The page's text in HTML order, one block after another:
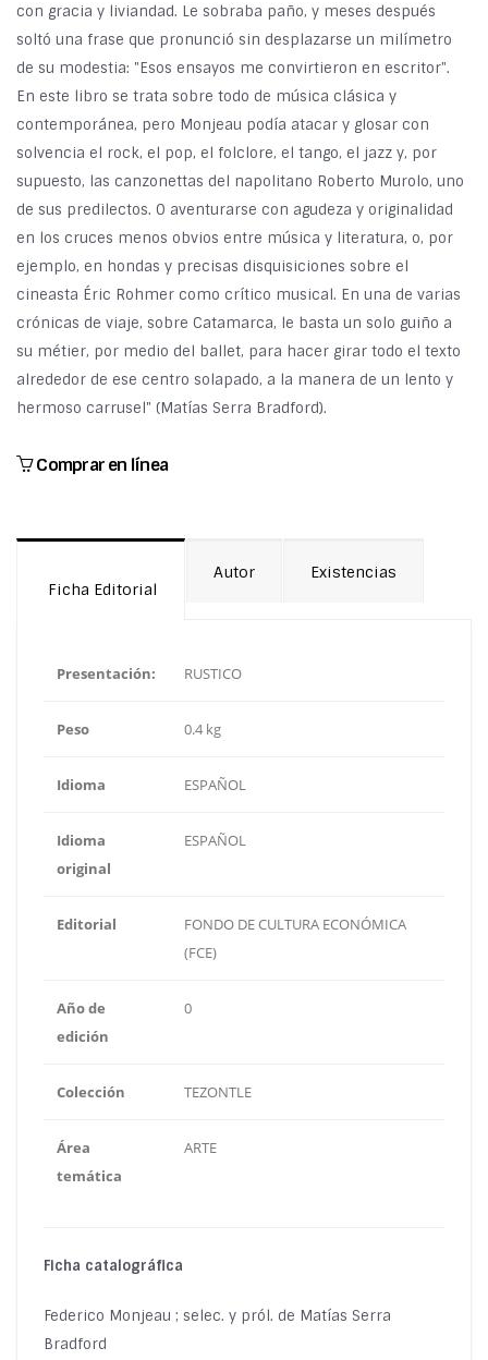
con gracia y liviandad. Le sobraba paño, y meses después
soltó una frase que pronunció sin desplazarse un milímetro
de su modestia: "Esos ensayos me convirtieron en escritor".
En este libro se trata sobre todo de música clásica y
contemporánea, pero Monjeau podía atacar y glosar con
solvencia el rock, el pop, el folclore, el tango, el jazz y, por
supuesto, las canzonettas del napolitano Roberto Murolo, uno
de sus predilectos. O aventurarse con agudeza y originalidad
en los cruces menos obvios entre música y literatura, o, por
ejemplo, en hondas y precisas disquisiciones sobre el
cineasta Éric Rohmer como crítico musical. En una de varias
crónicas de viaje, sobre Catamarca, le basta un solo guiño a
su métier, por medio del ballet, para hacer girar todo el texto
alrededor de ese centro solapado, a la manera de un lento y
hermoso carrusel" (Matías Serra Bradford).
Comprar en línea
Ficha Editorial
Autor Existencias
Presentación: RUSTICO
Peso 0.4 kg
Idioma ESPAÑOL
Idioma
original
ESPAÑOL
Editorial
FONDO DE CULTURA ECONÓMICA
(FCE)
Año de
edición
0
Colección TEZONTLE
Área
temática
ARTE
Ficha catalográfica
Federico Monjeau ; selec. y pról. de Matías Serra
Bradford